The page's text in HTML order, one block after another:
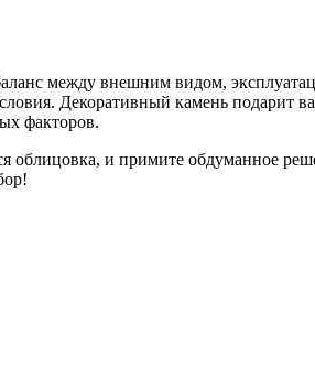
между внешним видом,
Декоративный камень подарит
факторов.
облицовка, и примите обдуманное